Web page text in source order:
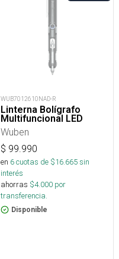
WUB7012610NAD-R
Linterna Bolígrafo
Multifuncional LED
Wuben
$ 99.990
en 6cuotas de $16.665sin
interés
ahorras $4.000 por
transferencia.
Disponible